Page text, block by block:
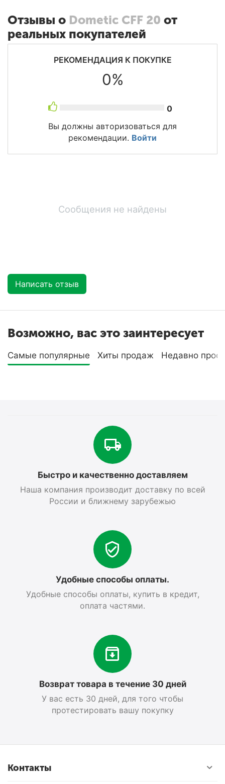
Отзывы о Dometic CFF 20 от
реальных покупателей
РЕКОМЕНДАЦИЯ К ПОКУПКЕ
0%
0
Вы должны авторизоваться для
рекомендации. Войти
Сообщения не найдены
Написать отзыв
Возможно, вас это заинтересует
Самые популярные Хиты продаж Недавно
Быстро и качественно доставляем
Наша компания производит доставку по всей
России и ближнему зарубежью
Удобные способы оплаты.
Удобные способы оплаты, купить в кредит,
оплата частями.
Возврат товара в течение 30 дней
У вас есть 30 дней, для того чтобы
протестировать вашу покупку
Контакты